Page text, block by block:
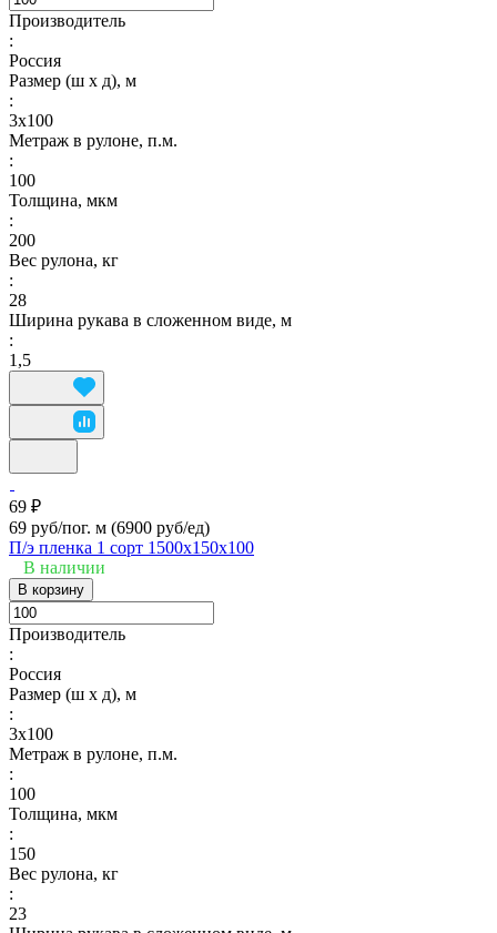
Производитель
:
Россия
Размер (ш х д), м
:
3х100
Метраж в рулоне, п.м.
:
100
Толщина, мкм
:
200
Вес рулона, кг
:
28
Ширина рукава в сложенном виде, м
:
1,5
69 ₽
69 руб/пог. м (6900 руб/eд)
П/э пленка 1 сорт 1500х150х100
В наличии
В корзину
Производитель
:
Россия
Размер (ш х д), м
:
3х100
Метраж в рулоне, п.м.
:
100
Толщина, мкм
:
150
Вес рулона, кг
:
23